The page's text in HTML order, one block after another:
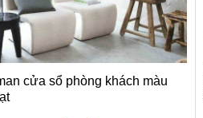
cửa sổ phòng khách màu